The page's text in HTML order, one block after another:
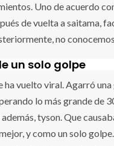
Uno de acuerdo
de vuelta a saitama,
no
un solo golpe
ha vuelto viral. Agarró
lo más grande de
tyson. Que
y como un solo